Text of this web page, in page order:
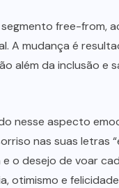
free-from,
A mudança é
além da inclusão e
nesse aspecto
nas suas letras
o desejo de voar
otimismo e